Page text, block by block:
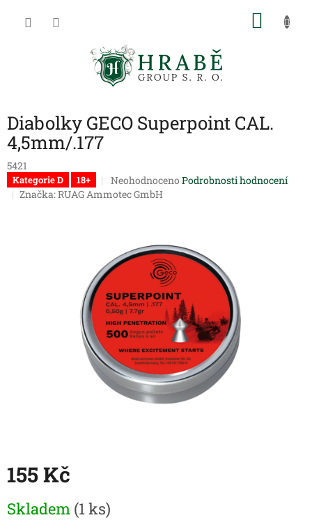
Diabolky GECO Superpoint CAL.
4,5mm/.177
5421
Kategorie D 18+
Průměrné
hodnocení
5
hvězdiček.
Neohodnoceno Podrobnosti hodnocení
Značka:RUAG Ammotec GmbH
155 Kč
cena:
Skladem (1 ks)